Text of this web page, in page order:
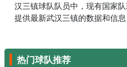
汉三镇球队队员中，现有国家
提供最新武汉三镇的数据和信息
热门球队推荐